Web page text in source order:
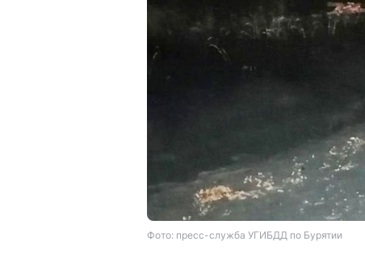
Фото: пресс-служба УГИБДД по Бурятии